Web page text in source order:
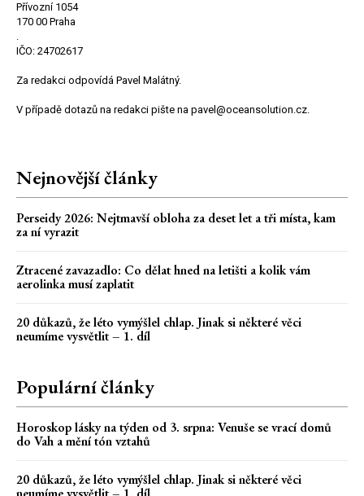
Přívozní 1054
170 00 Praha
.
IČO: 24702617
Za redakci odpovídá Pavel Malátný.
V případě dotazů na redakci pište na pavel@oceansolution.cz.
Nejnovější články
Perseidy 2026: Nejtmavší obloha za deset let a tři místa, kam
za ní vyrazit
Ztracené zavazadlo: Co dělat hned na letišti a kolik vám
aerolinka musí zaplatit
20 důkazů, že léto vymýšlel chlap. Jinak si některé věci
neumíme vysvětlit – 1. díl
Populární články
Horoskop lásky na týden od 3. srpna: Venuše se vrací domů
do Vah a mění tón vztahů
20 důkazů, že léto vymýšlel chlap. Jinak si některé věci